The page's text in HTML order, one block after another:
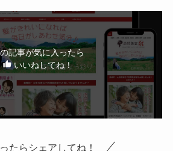
記事が気に入ったら
いいねしてね！
たらシェアしてね！